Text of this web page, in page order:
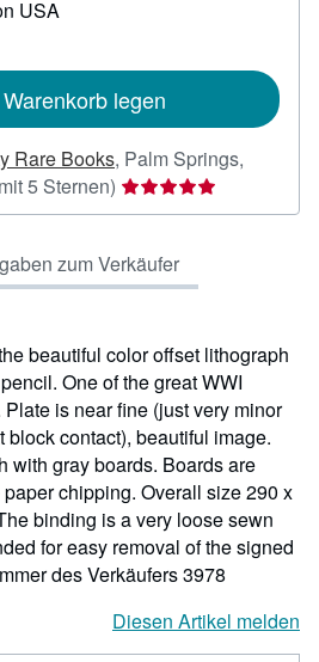
USA
legen
Rare Books, Palm Springs,
5 Sternen) Verkäuferbewertung
5
5
Sternen
zum Verkäufer
beautiful color offset lithograph
One of the great WWI
is near fine (just very minor
block contact), beautiful image.
with gray boards. Boards are
chipping. Overall size 290 x
binding is a very loose sewn
for easy removal of the signed
des Verkäufers 3978
Diesen Artikel melden